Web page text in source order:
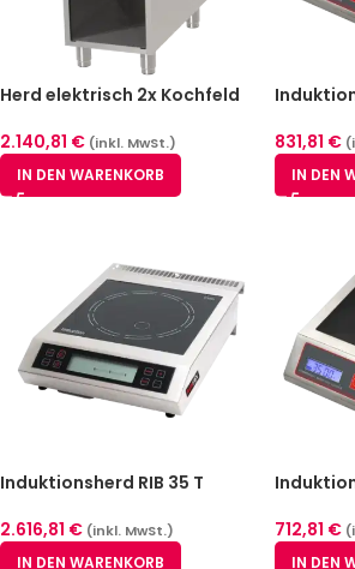
Herd elektrisch 2x Kochfeld
– SPL 90/40 E
2.140,81 € (inkl. MwSt.)
IN DEN WARENKORB
831,81 €
IN DEN
Induktionsherd RIB 35 T
2.616,81 € (inkl. MwSt.)
IN DEN WARENKORB
712,81 €
IN DEN